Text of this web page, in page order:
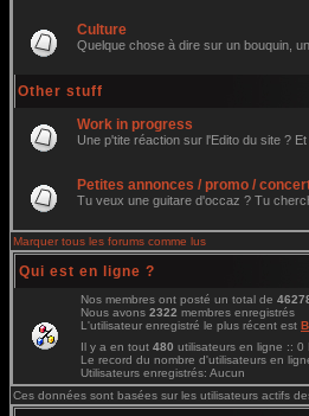
Culture
Quelque chose à dire sur un bouquin,
Other stuff
Work in progress
Une p'tite réaction sur l'Edito du site ?
Petites annonces / promo /
Tu veux une guitare d'occaz ? Tu
Marquer tous les forums comme lus
Qui est en ligne ?
Nos membres ont posté un total de
Nous avons 2322 membres enregistrés
L'utilisateur enregistré le plus récent est
Il y a en tout 480 utilisateurs en ligne ::
Le record du nombre d'utilisateurs en
Utilisateurs enregistrés: Aucun
Ces données sont basées sur les utilisateurs actifs